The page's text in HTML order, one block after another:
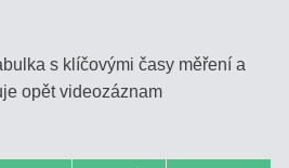
s klíčovými časy měření a
opět videozáznam